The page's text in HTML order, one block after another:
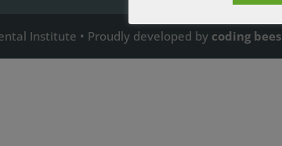
Institute • Proudly developed by coding bees